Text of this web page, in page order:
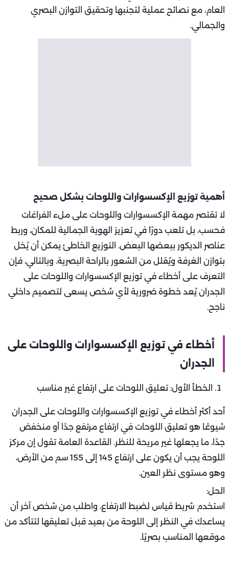
العام، مع نصائح عملية لتجنبها وتحقيق التوازن البصري
والجمالي.
أهمية توزيع الإكسسوارات واللوحات بشكل صحيح
لا تقتصر مهمة الإكسسوارات واللوحات على ملء الفراغات
فحسب، بل تلعب دورًا في تعزيز الهوية الجمالية للمكان، وربط
عناصر الديكور ببعضها البعض. التوزيع الخاطئ يمكن أن يُخل
بتوازن الغرفة ويُقلل من الشعور بالراحة البصرية. وبالتالي، فإن
التعرف على أخطاء في توزيع الإكسسوارات واللوحات على
الجدران يُعد خطوة ضرورية لأي شخص يسعى لتصميم داخلي
ناجح.
أخطاء في توزيع الإكسسوارات واللوحات على
الجدران
الخطأ الأول: تعليق اللوحات على ارتفاع غير مناسب
أحد أكثر أخطاء في توزيع الإكسسوارات واللوحات على الجدران
شيوعًا هو تعليق اللوحات في ارتفاع مرتفع جدًا أو منخفض
جدًا، ما يجعلها غير مريحة للنظر. القاعدة العامة تقول إن مركز
اللوحة يجب أن يكون على ارتفاع 145 إلى 155 سم من الأرض،
وهو مستوى نظر العين.
الحل:
استخدم شريط قياس لضبط الارتفاع، واطلب من شخص آخر أن
يساعدك في النظر إلى اللوحة من بعيد قبل تعليقها لتتأكد من
موقعها المناسب بصريًا.